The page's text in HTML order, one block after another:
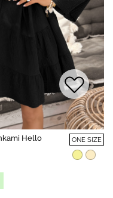
Hello
ONE SIZE